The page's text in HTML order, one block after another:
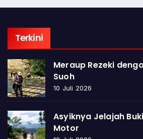
Terkini
Meraup Rezeki
Suoh
10 Juli 2026
Asyiknya Jelajah
Motor